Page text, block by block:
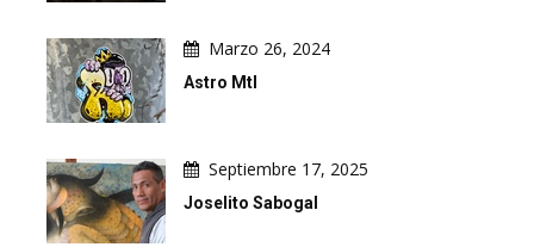
Marzo 26, 2024
Astro Mtl
Septiembre 17, 2025
Joselito Sabogal